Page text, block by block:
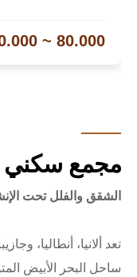
80.000 ~ 120.000 $
مجمع سكني
الشقق والفلل تحت
تعد ألانيا، أنطاليا،
ساحل البحر الأبيض